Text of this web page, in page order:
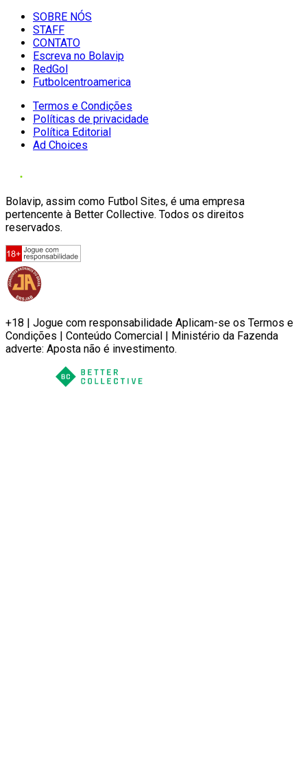
SOBRE NÓS
STAFF
CONTATO
Escreva no Bolavip
RedGol
Futbolcentroamerica
Termos e Condições
Políticas de privacidade
Política Editorial
Ad Choices
Bolavip, assim como Futbol Sites, é uma empresa
pertencente à Better Collective. Todos os direitos
reservados.
+18 | Jogue com responsabilidade Aplicam-se os Termos e
Condições | Conteúdo Comercial | Ministério da Fazenda
adverte: Aposta não é investimento.